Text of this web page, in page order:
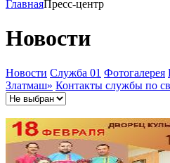
ГлавнаяПресс-центр
Новости
Новости Служба 01 Фотогалерея
Златмаш» Контакты службы по